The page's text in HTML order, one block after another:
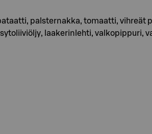
palsternakka, tomaatti, vihreät
laakerinlehti, valkopippuri,